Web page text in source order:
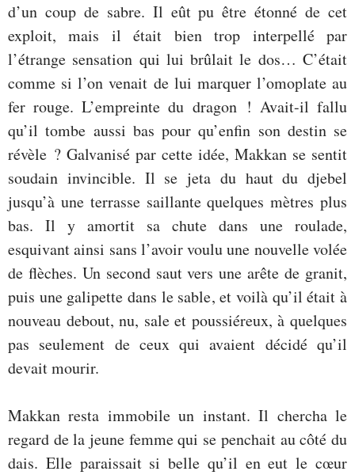
d’un coup de sabre. Il eût pu être étonné de cet
exploit, mais il était bien trop interpellé par
l’étrange sensation qui lui brûlait le dos… C’était
comme si l’on venait de lui marquer l’omoplate au
fer rouge. L’empreinte du dragon ! Avait-il fallu
qu’il tombe aussi bas pour qu’enfin son destin se
révèle ? Galvanisé par cette idée, Makkan se sentit
soudain invincible. Il se jeta du haut du djebel
jusqu’à une terrasse saillante quelques mètres plus
bas. Il y amortit sa chute dans une roulade,
esquivant ainsi sans l’avoir voulu une nouvelle volée
de flèches. Un second saut vers une arête de granit,
puis une galipette dans le sable, et voilà qu’il était à
nouveau debout, nu, sale et poussiéreux, à quelques
pas seulement de ceux qui avaient décidé qu’il
devait mourir.
Makkan resta immobile un instant. Il chercha le
regard de la jeune femme qui se penchait au côté du
dais. Elle paraissait si belle qu’il en eut le cœur